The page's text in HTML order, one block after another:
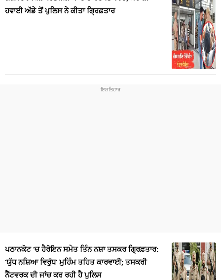
ਹਵਾਈ ਅੱਡੇ ਤੋਂ ਪੁਲਿਸ ਨੇ ਕੀਤਾ ਗ੍ਰਿਫ਼ਤਾਰ
ਪਠਾਨਕੋਟ ‘ਚ ਹੈਰੋਇਨ ਸਮੇਤ ਤਿੰਨ ਨਸ਼ਾ ਤਸਕਰ ਗ੍ਰਿਫ਼ਤਾਰ:
‘ਯੁੱਧ ਨਸ਼ਿਆ ਵਿਰੁੱਧ’ ਮੁਹਿੰਮ ਤਹਿਤ ਕਾਰਵਾਈ; ਤਸਕਰੀ
ਨੈੱਟਵਰਕ ਦੀ ਜਾਂਚ ਕਰ ਰਹੀ ਹੈ ਪੁਲਿਸ